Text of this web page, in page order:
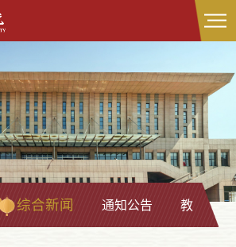
综合新闻 通知公告 教学科研